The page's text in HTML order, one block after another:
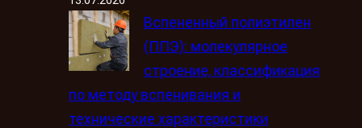
Вспененный полиэтилен
(ППЭ): молекулярное
строение, классификация
по методу вспенивания и
технические характеристики